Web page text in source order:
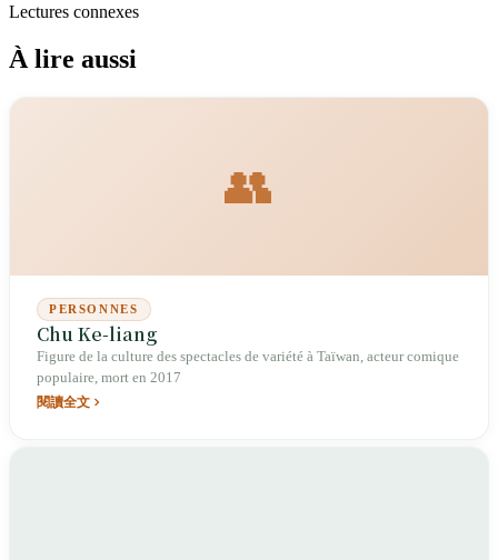
Lectures connexes
À lire aussi
👥
PERSONNES
Chu Ke-liang
Figure de la culture des spectacles de variété à Taïwan, acteur comique
populaire, mort en 2017
閱讀全文